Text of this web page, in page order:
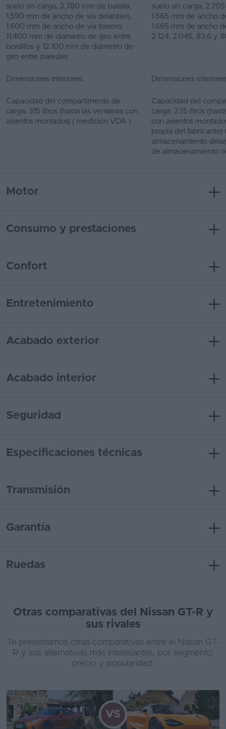
suelo sin carga, 2.780 mm de batalla,
1.590 mm de ancho de vía delantero,
1.600 mm de ancho de vía trasero,
11.400 mm de diámetro de giro entre
bordillos y 12.100 mm de diámetro de
giro entre paredes
suelo sin carga,
1.665 mm de ancho
1.665 mm de ancho
2.124, 2.045, 83,6 y
Dimensiones interiores: Dimensiones
Capacidad del compartimento de
carga: 315 litros (hasta las ventanas con
asientos montados) ( medición VDA )
Capacidad del
carga: 235 litros
con asientos
propia del fabricante)
almacenamiento
de almacenamiento
Motor
Consumo y prestaciones
Confort
Entretenimiento
Acabado exterior
Acabado interior
Seguridad
Especificaciones técnicas
Transmisión
Garantía
Ruedas
Otras comparativas del Nissan GT-R y
sus rivales
Te presentamos otras comparativas entre el Nissan GT-
R y sus alternativas más interesantes, por segmento,
precio y popularidad.
VS